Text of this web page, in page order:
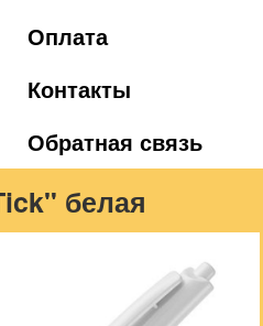
Оплата
Контакты
Обратная связь
белая